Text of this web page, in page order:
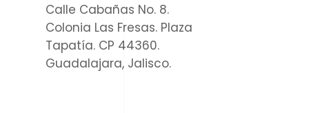
Calle Cabañas No. 8.
Colonia Las Fresas. Plaza
Tapatía. CP 44360.
Guadalajara, Jalisco.